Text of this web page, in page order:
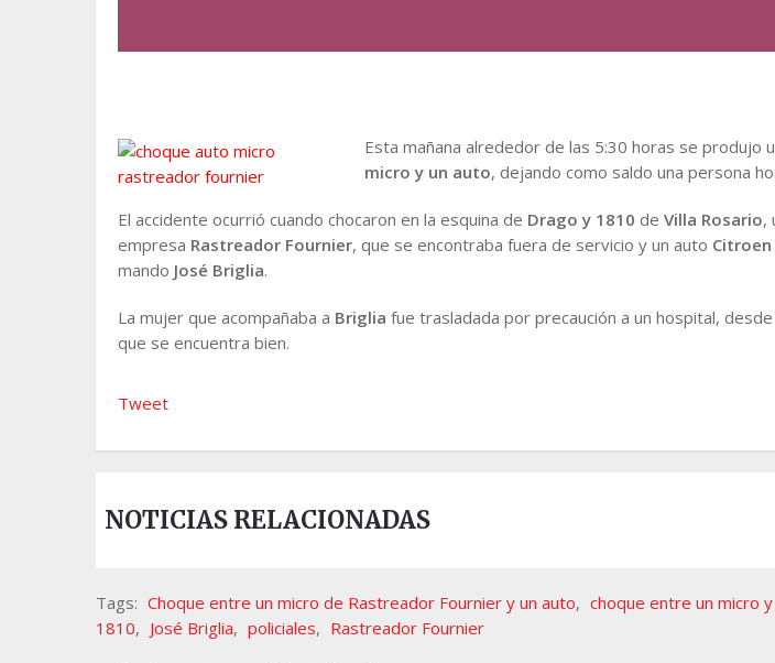
Esta mañana alrededor de las 5:30 horas se produjo
micro y un auto, dejando como saldo una persona
El accidente ocurrió cuando chocaron en la esquina de Drago y 1810 de Villa Rosario,
empresa Rastreador Fournier, que se encontraba fuera de servicio y un auto Citroen
mando José Briglia.
La mujer que acompañaba a Briglia fue trasladada por precaución a un hospital,
que se encuentra bien.
Tweet
NOTICIAS RELACIONADAS
Tags: Choque entre un micro de Rastreador Fournier y un auto, choque entre un micro
1810, José Briglia, policiales, Rastreador Fournier